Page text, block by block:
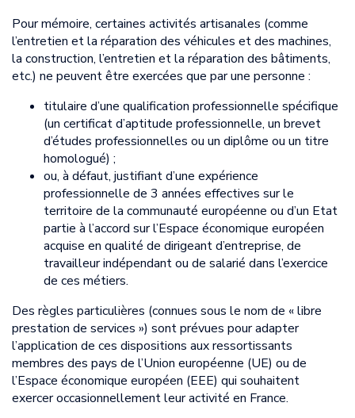
Pour mémoire, certaines activités artisanales (comme
l’entretien et la réparation des véhicules et des machines,
la construction, l’entretien et la réparation des bâtiments,
etc.) ne peuvent être exercées que par une personne :
titulaire d’une qualification professionnelle spécifique
(un certificat d’aptitude professionnelle, un brevet
d’études professionnelles ou un diplôme ou un titre
homologué) ;
ou, à défaut, justifiant d’une expérience
professionnelle de 3 années effectives sur le
territoire de la communauté européenne ou d’un Etat
partie à l’accord sur l’Espace économique européen
acquise en qualité de dirigeant d’entreprise, de
travailleur indépendant ou de salarié dans l’exercice
de ces métiers.
Des règles particulières (connues sous le nom de « libre
prestation de services ») sont prévues pour adapter
l’application de ces dispositions aux ressortissants
membres des pays de l’Union européenne (UE) ou de
l’Espace économique européen (EEE) qui souhaitent
exercer occasionnellement leur activité en France.